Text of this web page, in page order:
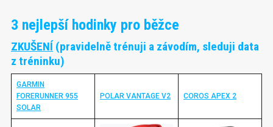
3 nejlepší hodinky pro běžce
ZKUŠENÍ (pravidelně trénuji a závodím, sleduji data
z tréninku)
GARMIN
FORERUNNER 955
SOLAR
POLAR VANTAGE V2 COROS APEX 2